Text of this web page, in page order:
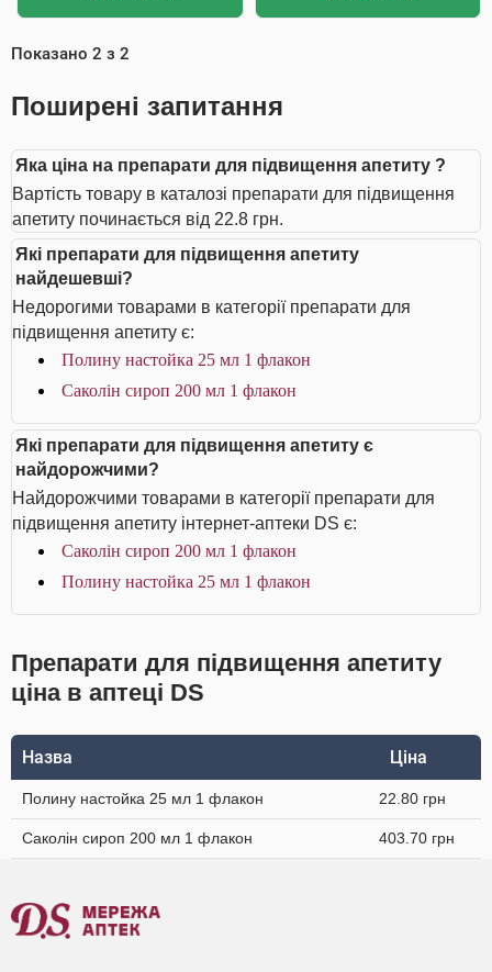
Показано 2 з 2
Поширені запитання
Яка ціна на препарати для підвищення апетиту ?
Вартість товару в каталозі препарати для підвищення
апетиту починається від 22.8 грн.
Які препарати для підвищення апетиту
найдешевші?
Недорогими товарами в категорії препарати для
підвищення апетиту є:
Полину настойка 25 мл 1 флакон
Саколін сироп 200 мл 1 флакон
Які препарати для підвищення апетиту є
найдорожчими?
Найдорожчими товарами в категорії препарати для
підвищення апетиту інтернет-аптеки DS є:
Саколін сироп 200 мл 1 флакон
Полину настойка 25 мл 1 флакон
Препарати для підвищення апетиту
ціна в аптеці DS
Назва Ціна
Полину настойка 25 мл 1 флакон 22.80 грн
Саколін сироп 200 мл 1 флакон 403.70 грн